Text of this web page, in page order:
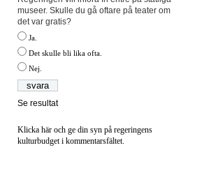
museer. Skulle du gå oftare på teater om
det var gratis?
Ja.
Det skulle bli lika ofta.
Nej.
Se resultat
Klicka här och ge din syn på regeringens
kulturbudget i kommentarsfältet.